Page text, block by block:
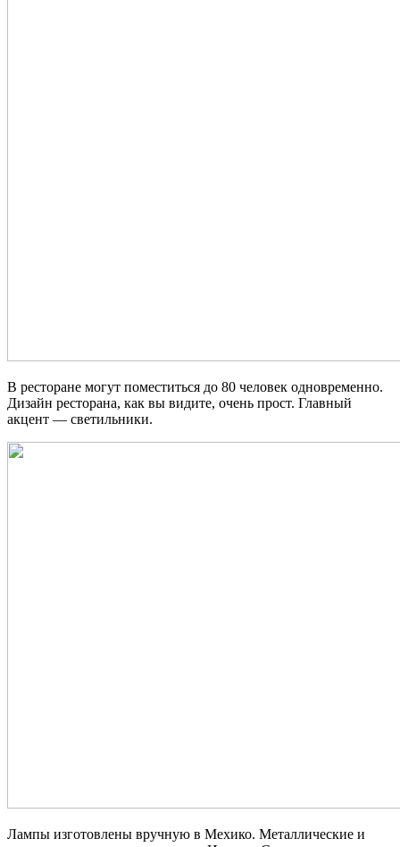
В ресторане могут поместиться до 80 человек одновременно.
Дизайн ресторана, как вы видите, очень прост. Главный
акцент — светильники.
Лампы изготовлены вручную в Мехико. Металлические и